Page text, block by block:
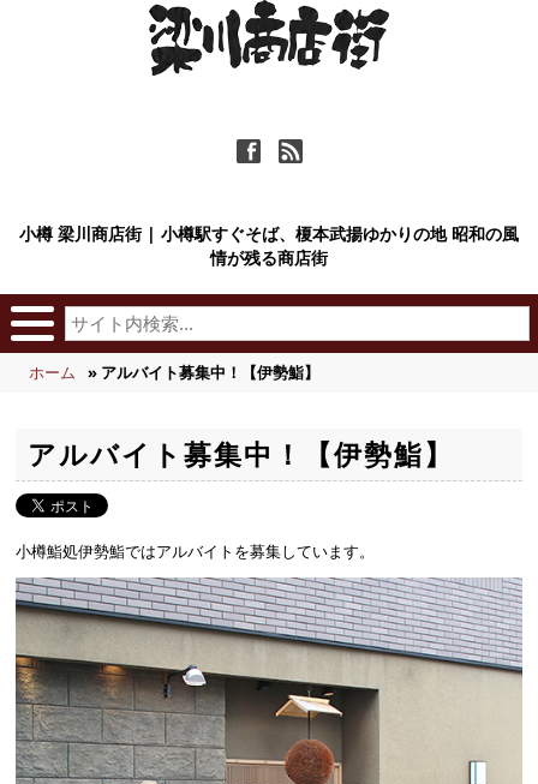
ä ñ
小樽 梁川商店街 | 小樽駅すぐそば、榎本武揚ゆかりの地 昭和の風
情が残る商店街
ホーム » アルバイト募集中！【伊勢鮨】
アルバイト募集中！【伊勢鮨】
小樽鮨処伊勢鮨ではアルバイトを募集しています。